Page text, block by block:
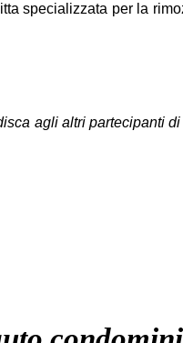
specializzata per la
agli altri partecipanti